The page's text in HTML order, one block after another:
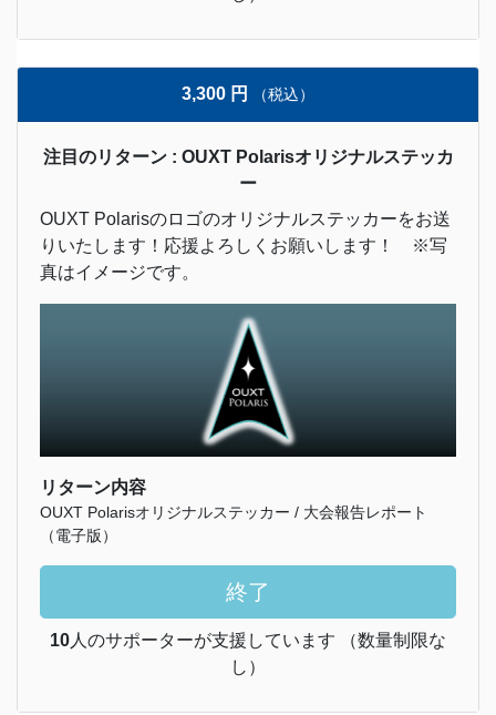
3,300 円 （税込）
注目のリターン : OUXT Polarisオリジナルステッカ
ー
OUXT Polarisのロゴのオリジナルステッカーをお送
りいたします！応援よろしくお願いします！ ※写
真はイメージです。
リターン内容
OUXT Polarisオリジナルステッカー / 大会報告レポート
（電子版）
終了
10人のサポーターが支援しています （数量制限な
し）